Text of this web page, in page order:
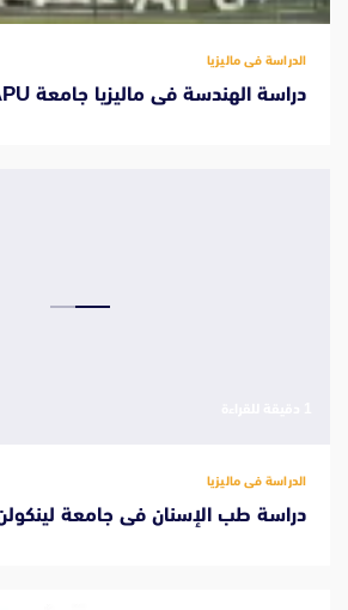
الدراسة فى ماليزيا
دراسة الهندسة فى ماليزيا جامعة APU
الدراسة فى ماليزيا
دراسة طب الإسنان فى جامعة